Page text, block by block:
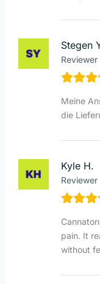
Stegen
Reviewer
Meine
die
Kyle H.
Reviewer
pain. It
without